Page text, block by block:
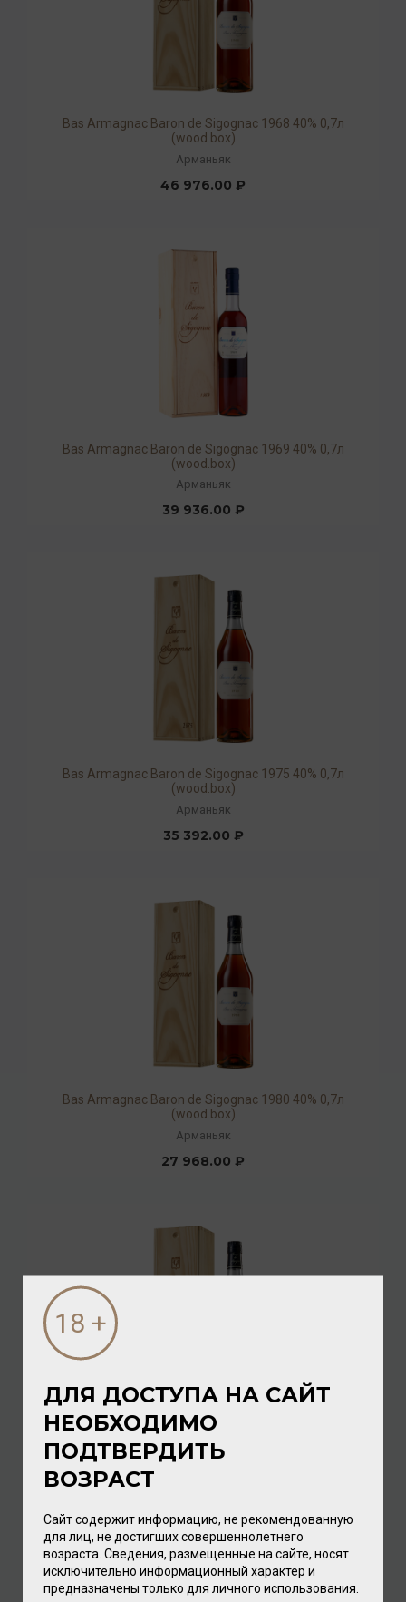
Bas Armagnac Baron de Sigognac 1968 40% 0,7л
(wood.box)
Арманьяк
46 976.00 ₽
Bas Armagnac Baron de Sigognac 1969 40% 0,7л
(wood.box)
Арманьяк
39 936.00 ₽
Bas Armagnac Baron de Sigognac 1975 40% 0,7л
(wood.box)
Арманьяк
35 392.00 ₽
Bas Armagnac Baron de Sigognac 1980 40% 0,7л
(wood.box)
Арманьяк
27 968.00 ₽
Bas Armagnac Baron de Sigognac 1985 40% 0,7л
Арманьяк
ДЛЯ ДОСТУПА НА САЙТ
НЕОБХОДИМО
ПОДТВЕРДИТЬ
ВОЗРАСТ
Сайт содержит информацию, не рекомендованную
для лиц, не достигших совершеннолетнего
возраста. Сведения, размещенные на сайте, носят
исключительно информационный характер и
предназначены только для личного использования.